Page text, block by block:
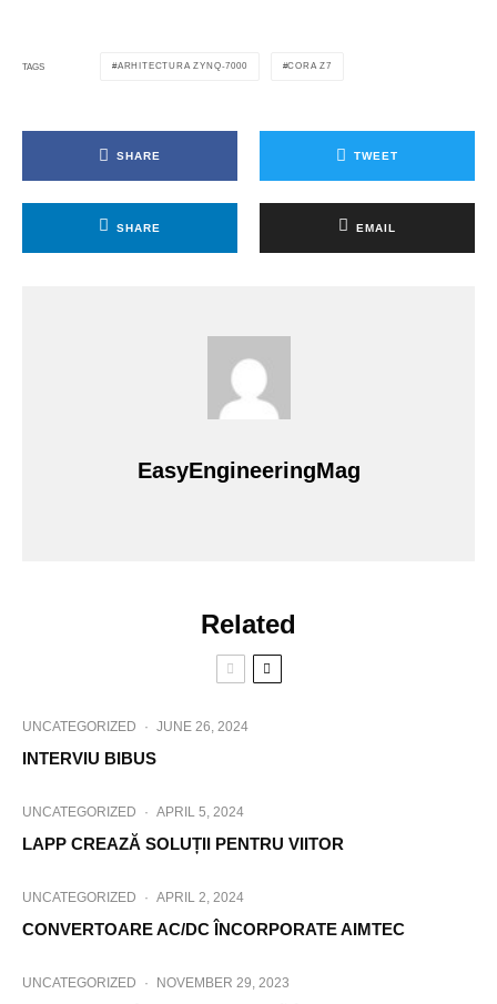
TAGS ARHITECTURA ZYNQ-7000 CORA Z7
SHARE TWEET
SHARE EMAIL
EasyEngineeringMag
Related
UNCATEGORIZED · JUNE 26, 2024
INTERVIU BIBUS
UNCATEGORIZED · APRIL 5, 2024
LAPP CREAZĂ SOLUȚII PENTRU VIITOR
UNCATEGORIZED · APRIL 2, 2024
CONVERTOARE AC/DC ÎNCORPORATE AIMTEC
UNCATEGORIZED · NOVEMBER 29, 2023